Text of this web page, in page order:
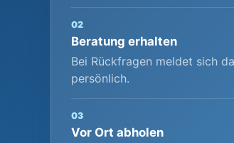
02
Beratung erhalten
Bei Rückfragen meldet sich
persönlich.
03
Vor Ort abholen